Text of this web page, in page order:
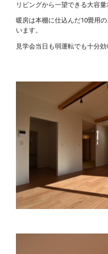
リビングから一望できる大容量
暖房は本棚に仕込んだ10畳用
います。
見学会当日も弱運転でも十分効